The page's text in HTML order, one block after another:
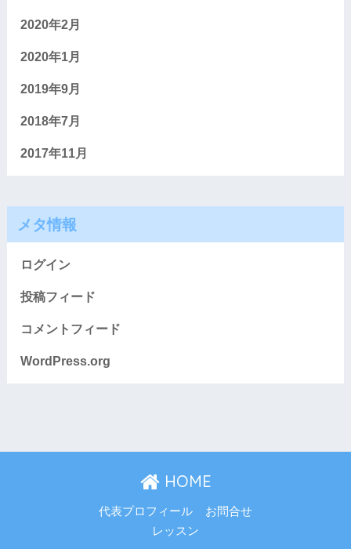
2020年2月
2020年1月
2019年9月
2018年7月
2017年11月
メタ情報
ログイン
投稿フィード
コメントフィード
WordPress.org
HOME
代表プロフィール
お問合せ
レッスン